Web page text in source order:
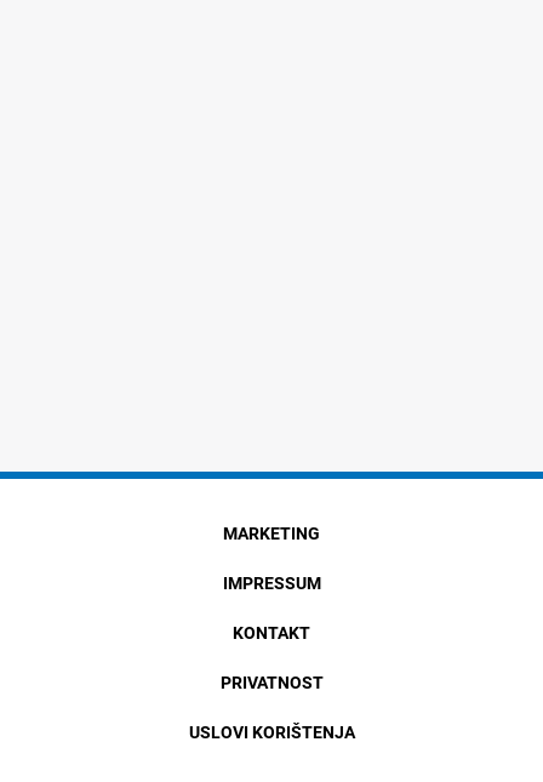
MARKETING
IMPRESSUM
KONTAKT
PRIVATNOST
USLOVI KORIŠTENJA